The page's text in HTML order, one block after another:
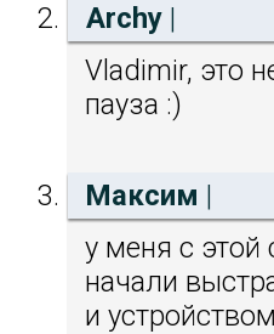
Archy |
Vladimir, это
пауза :)
Максим |
у меня с этой
начали
и